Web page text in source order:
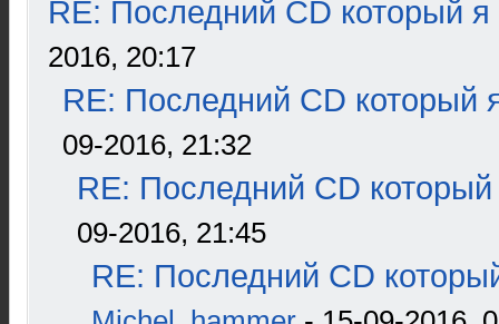
RE: Последний CD который я
2016, 20:17
RE: Последний CD который
09-2016, 21:32
RE: Последний CD который
09-2016, 21:45
RE: Последний CD